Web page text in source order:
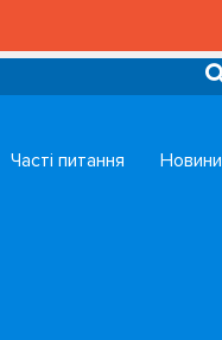
Часті питання Новини